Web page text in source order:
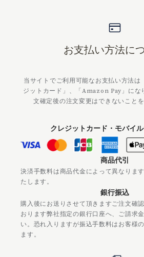
お支払い方法に
当サイトでご利用可能なお支払い方法は
ジットカード」、「Amazon Pay」にな
文確定後の注文変更はできないことを
クレジットカード・モバイ
商品代引
決済手数料は商品代金によって異なりま
たします。
銀行振込
購入後にお送りさせて頂きますご注文確
おります弊社指定の銀行口座へ、ご請求
い。恐れ入りますが振込手数料はお客様
ます。